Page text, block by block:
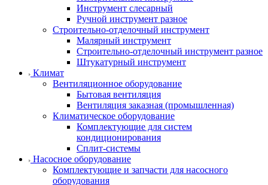
Инструмент слесарный
Ручной инструмент разное
Строительно-отделочный инструмент
Малярный инструмент
Строительно-отделочный инструмент разное
Штукатурный инструмент
Климат
Вентиляционное оборудование
Бытовая вентиляция
Вентиляция заказная (промышленная)
Климатическое оборудование
Комплектующие для систем
кондиционирования
Сплит-системы
Насосное оборудование
Комплектующие и запчасти для насосного
оборудования